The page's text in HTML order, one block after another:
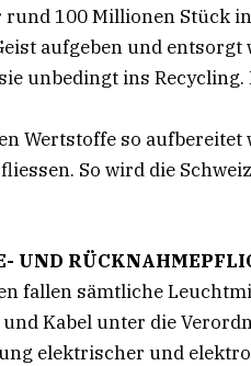
100 Millionen Stück
aufgeben und entsorgt
unbedingt ins
Wertstoffe so aufbereitet
So wird die
UND
fallen sämtliche
Kabel unter die
elektrischer und